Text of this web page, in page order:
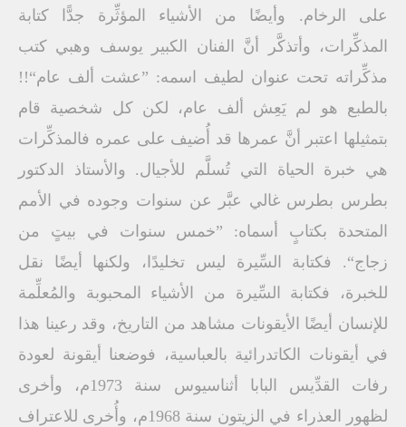
على الرخام. وأيضًا من الأشياء المؤثِّرة جدًّا كتابة
المذكِّرات، وأتذكَّر أنَّ الفنان الكبير يوسف وهبي كتب
مذكِّراته تحت عنوان لطيف اسمه: ”عشت ألف عام“!!
بالطبع هو لم يَعِش ألف عام، لكن كل شخصية قام
بتمثيلها اعتبر أنَّ عمرها قد أُضيف على عمره فالمذكِّرات
هي خبرة الحياة التي تُسلَّم للأجيال. والأستاذ الدكتور
بطرس بطرس غالي عبَّر عن سنوات وجوده في الأمم
المتحدة بكتابٍ أسماه: ”خمس سنوات في بيتٍ من
زجاج“. فكتابة السِّيرة ليس تخليدًا، ولكنها أيضًا نقل
للخبرة، فكتابة السِّيرة من الأشياء المحبوبة والمُعلِّمة
للإنسان أيضًا الأيقونات مشاهد من التاريخ، وقد رعينا هذا
في أيقونات الكاتدرائية بالعباسية، فوضعنا أيقونة لعودة
رفات القدِّيس البابا أثناسيوس سنة 1973م، وأخرى
لظهور العذراء في الزيتون سنة 1968م، وأُخرى للاعتراف